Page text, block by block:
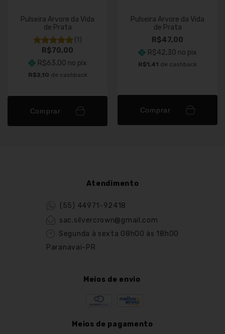
Pulseira Árvore da Vida
de Prata
(1)
R$70,00
R$63,00 no pix
R$2,10 de cashback
Comprar
Pulseira Árvore da Vida
de Prata
R$47,00
R$42,30 no pix
R$1,41 de cashback
Comprar
Atendimento
(55) 44971-92418
sac.silvercrown@gmail.com
Segunda à sexta 08h00 às 18h00
Paranavai-PR
Meios de envio
Meios de pagamento